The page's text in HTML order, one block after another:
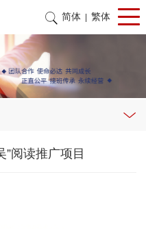
简体 繁体
”阅读推广项目